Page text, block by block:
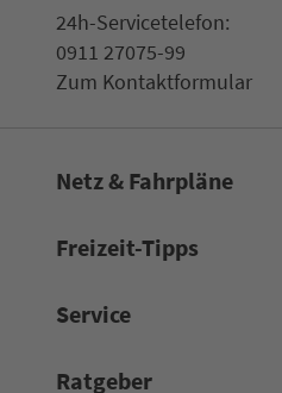
24h-Ser­vice­te­le­fon:
0911 27075-99
Zum Kon­taktformular
Netz & Fahrpläne
Frei­zeit-Tipps
Service
Rat­ge­ber